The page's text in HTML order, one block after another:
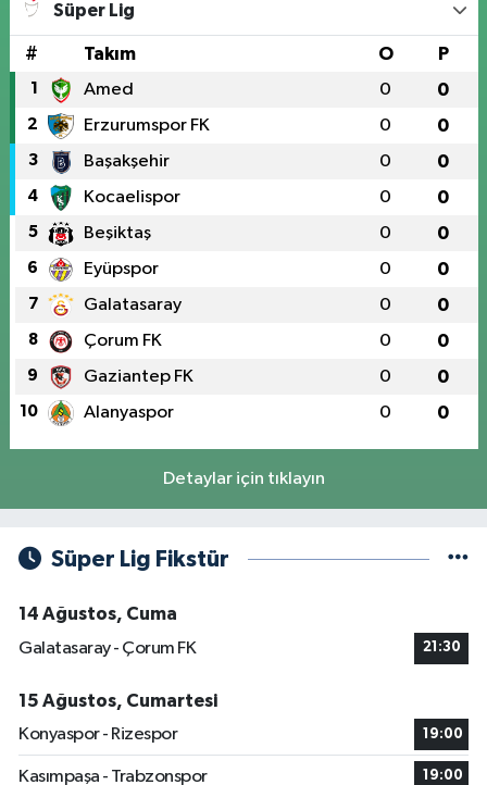
Süper Lig
# Takım O P
1 Amed 0 0
2 Erzurumspor FK 0 0
3 Başakşehir 0 0
4 Kocaelispor 0 0
5 Beşiktaş 0 0
6 Eyüpspor 0 0
7 Galatasaray 0 0
8 Çorum FK 0 0
9 Gaziantep FK 0 0
10 Alanyaspor 0 0
Detaylar için tıklayın
Süper Lig Fikstür
14 Ağustos, Cuma
Galatasaray - Çorum FK
21:30
15 Ağustos, Cumartesi
Konyaspor - Rizespor
19:00
Kasımpaşa - Trabzonspor 19:00